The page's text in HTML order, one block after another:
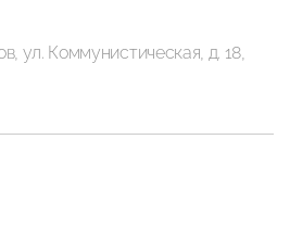
ул. Коммунистическая, д. 18,